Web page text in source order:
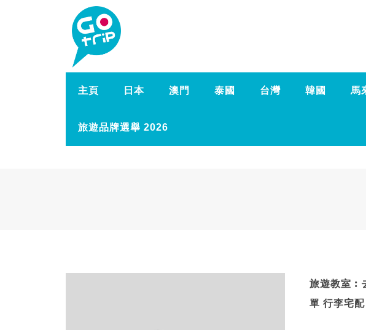
主頁 日本 澳門 泰國 台灣 韓國 馬
旅遊品牌選舉 2026
旅遊教室
單 行李宅